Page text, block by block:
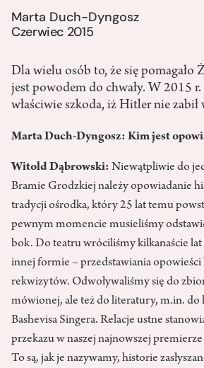
Marta Duch-Dyngosz
Czerwiec 2015
Dla wielu osób to, że się pomagało
jest powodem do chwały. W 2015
właściwie szkoda, iż Hitler nie
Marta Duch-Dyngosz: Kim jest
Witold Dąbrowski: Niewątpliwie do
Bramie Grodzkiej należy opowiadanie
tradycji ośrodka, który 25 lat temu
pewnym momencie musieliśmy
bok. Do teatru wróciliśmy kilkanaście lat
innej formie – przedstawiania opowieści
rekwizytów. Odwoływaliśmy się do
mówionej, ale też do literatury, m.in. do
Bashevisa Singera. Relacje ustne
przekazu w naszej najnowszej
To są, jak je nazywamy, historie